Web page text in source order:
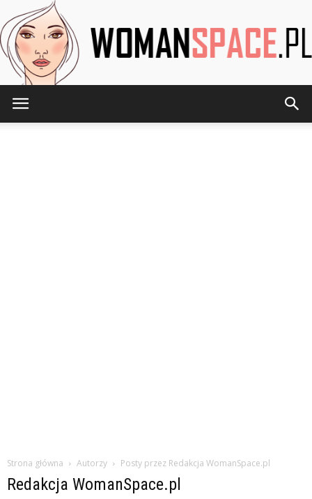
Strona główna Autorzy Posty przez Redakcja WomanSpace.pl
Redakcja WomanSpace.pl